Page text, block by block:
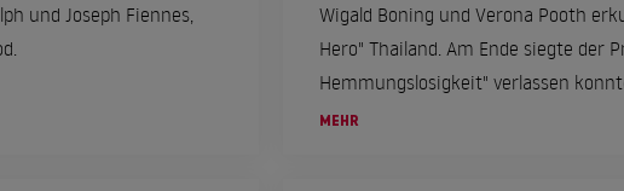
und Joseph Fiennes,
Wigald Boning und Verona Pooth
Hero" Thailand. Am Ende siegte der Promi, der sich auf seine "totale
Hemmungslosigkeit" verlassen
MEHR